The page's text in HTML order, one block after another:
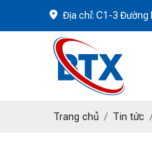
Địa chỉ: C1-3 Đường
Trang chủ Tin tức